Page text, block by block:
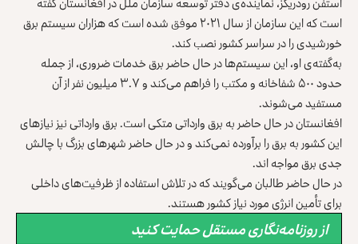
است که این سازمان از سال ۲۰۲۱ موفق شده است که هزاران سیستم برق
خورشیدی را در سراسر کشور نصب کند.
به‌گفته‌ی او، این سیستم‌ها در حال حاضر برق خدمات ضروری، از جمله
حدود ۵۰۰ شفاخانه و مکتب را فراهم می‌کند و ۳.۷ میلیون نفر از آن
مستفید می‌شوند.
افغانستان در حال حاضر به برق وارداتی متکی است. برق وارداتی نیز نیازهای
این کشور به برق را برآورده نمی‌کند و در حال حاضر شهرهای بزرگ با چالش
جدی برق مواجه‌ اند.
در حال حاضر طالبان می‌گویند که در تلاش استفاده از ظرفیت‌های داخلی
برای تأمین انرژی مورد نیاز کشور هستند.
از روزنامه‌نگاری مستقل حمایت کنید